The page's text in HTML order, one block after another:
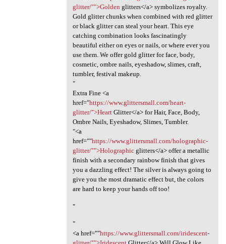
glitter/"">Golden glitters</a> symbolizes royalty.
Gold glitter chunks when combined with red glitter
or black glitter can steal your heart. This eye
catching combination looks fascinatingly
beautiful either on eyes or nails, or where ever you
use them. We offer gold glitter for face, body,
cosmetic, ombre nails, eyeshadow, slimes, craft,
tumbler, festival makeup.
"
Extra Fine <a
href="https://www.glittersmall.com/heart-
glitter/">HeartGlitter</a> for Hair, Face, Body,
Ombre Nails, Eyeshadow, Slimes, Tumbler.
"<a
href=""https://www.glittersmall.com/holographic-
glitter/"">Holographicglitters</a> offer a metallic
finish with a secondary rainbow finish that gives
you a dazzling effect! The silver is always going to
give you the most dramatic effect but, the colors
are hard to keep your hands off too!
"
"
<a href=""https://www.glittersmall.com/iridescent-